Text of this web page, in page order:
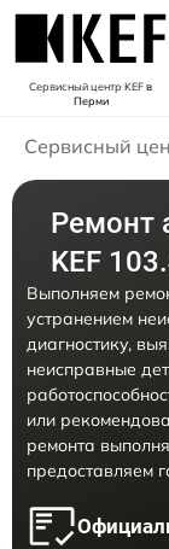
Сервисный центр KEFв
Перми
Сервисный
Ремонт
KEF
Выполняем
устранением
диагностику,
неисправные
или
ремонта
предоставляем